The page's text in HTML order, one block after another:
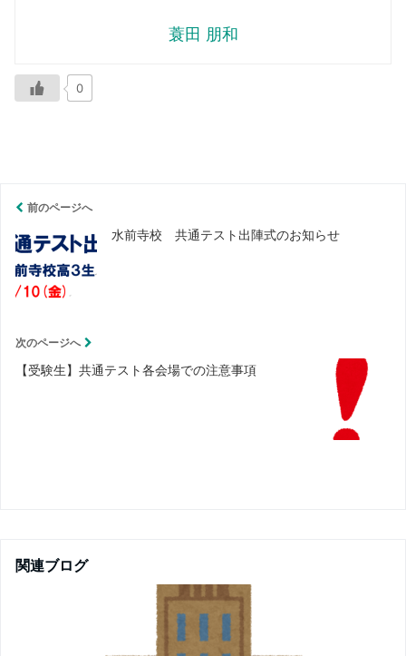
蓑田 朋和
0
前のページへ
水前寺校 共通テスト出陣式のお知らせ
次のページへ
【受験生】共通テスト各会場での注意事項
関連ブログ